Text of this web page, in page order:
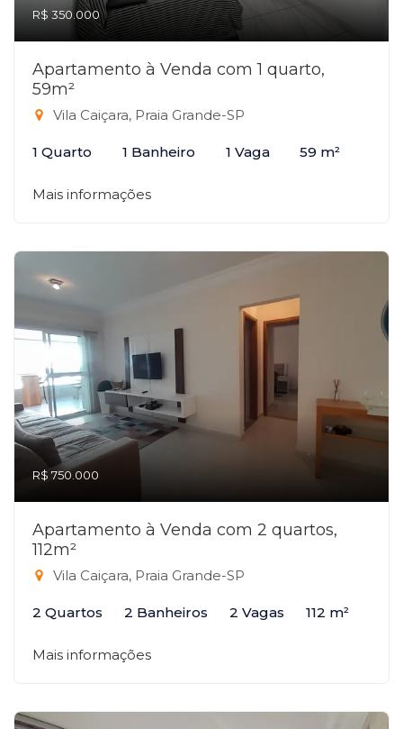
R$ 350.000
Apartamento à Venda com 1 quarto,
59m²
Vila Caiçara, Praia Grande-SP
1 Quarto 1 Banheiro 1 Vaga 59 m²
Mais informações
R$ 750.000
Apartamento à Venda com 2 quartos,
112m²
Vila Caiçara, Praia Grande-SP
2 Quartos 2 Banheiros 2 Vagas 112 m²
Mais informações